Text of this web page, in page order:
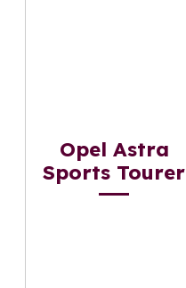
Opel Astra
Sports Tourer